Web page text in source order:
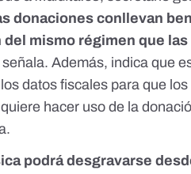
donaciones conllevan
del mismo régimen que
señala. Además, indica que
datos fiscales para que
hacer uso de la
podrá desgravarse